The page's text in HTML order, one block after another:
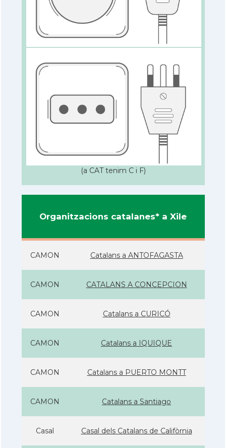
(a CAT tenim C i F)
Organitzacions catalanes* a Xile
CAMON Catalans a ANTOFAGASTA
CAMON CATALANS A CONCEPCION
CAMON Catalans a CURICÓ
CAMON Catalans a IQUIQUE
CAMON Catalans a PUERTO MONTT
CAMON Catalans a Santiago
Casal Casal dels Catalans de Califòrnia